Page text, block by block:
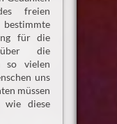
freien
für die
die
so vielen
uns
müssen
wie diese